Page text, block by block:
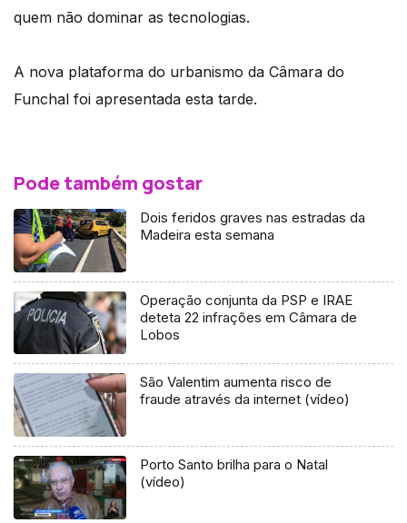
quem não dominar as tecnologias.
A nova plataforma do urbanismo da Câmara do
Funchal foi apresentada esta tarde.
Pode também gostar
Dois feridos graves nas estradas da
Madeira esta semana
Operação conjunta da PSP e IRAE
deteta 22 infrações em Câmara de
Lobos
São Valentim aumenta risco de
fraude através da internet (vídeo)
Porto Santo brilha para o Natal
(vídeo)